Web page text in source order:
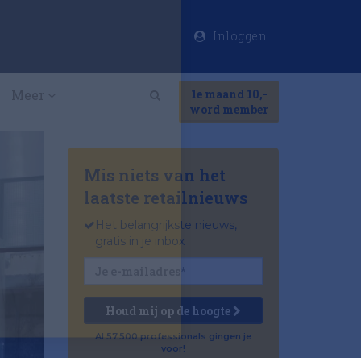
Inloggen
Meer
1e maand 10,-
word member
Mis niets van het
laatste retailnieuws
Het belangrijkste nieuws,
gratis in je inbox
Houd mij op de hoogte
Al 57.500 professionals gingen je
voor!